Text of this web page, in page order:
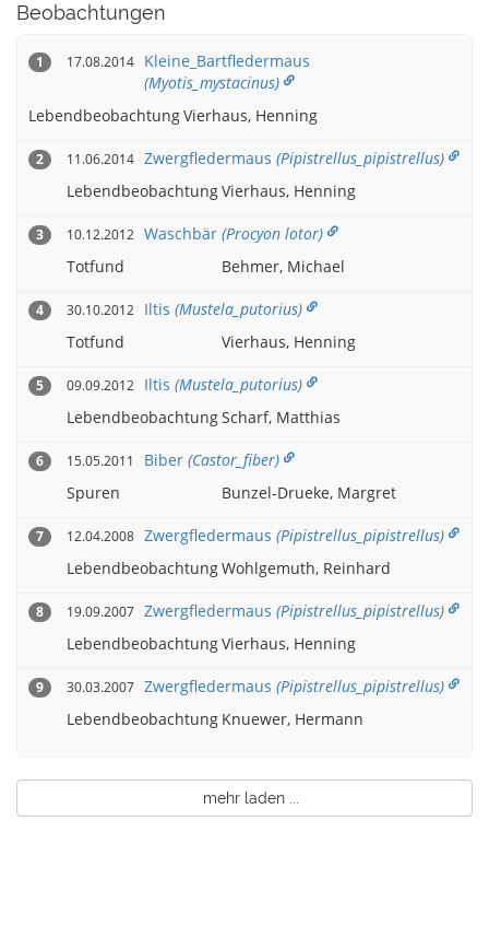
Beobachtungen
1 17.08.2014
Kleine_Bartfledermaus
(Myotis_mystacinus)
LebendbeobachtungVierhaus, Henning
2 11.06.2014 Zwergfledermaus(Pipistrellus_pipistrellus)
LebendbeobachtungVierhaus, Henning
3 10.12.2012 Waschbär(Procyon lotor)
Totfund
Behmer, Michael
4 30.10.2012 Iltis(Mustela_putorius)
Totfund
Vierhaus, Henning
5 09.09.2012 Iltis(Mustela_putorius)
LebendbeobachtungScharf, Matthias
6 15.05.2011 Biber(Castor_fiber)
Spuren
Bunzel-Drueke, Margret
7 12.04.2008 Zwergfledermaus(Pipistrellus_pipistrellus)
LebendbeobachtungWohlgemuth, Reinhard
8 19.09.2007 Zwergfledermaus(Pipistrellus_pipistrellus)
LebendbeobachtungVierhaus, Henning
9 30.03.2007 Zwergfledermaus(Pipistrellus_pipistrellus)
Lebendbeobachtung Knuewer, Hermann
mehr laden ...